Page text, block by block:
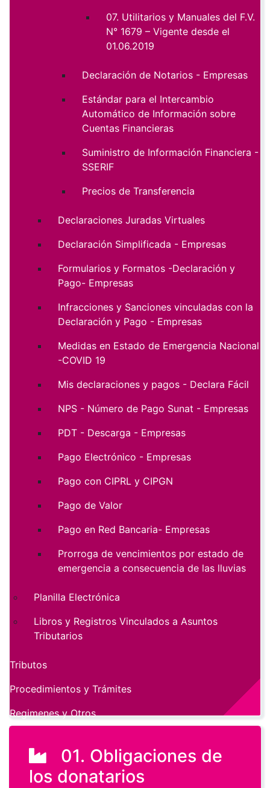
01. Obligaciones de
los donatarios
07. Utilitarios y Manuales del F.V.
N° 1679 – Vigente desde el
01.06.2019
Declaración de Notarios - Empresas
Estándar para el Intercambio
Automático de Información sobre
Cuentas Financieras
Suministro de Información Financiera -
SSERIF
Precios de Transferencia
Declaraciones Juradas Virtuales
Declaración Simplificada - Empresas
Formularios y Formatos -Declaración y
Pago- Empresas
Infracciones y Sanciones vinculadas con la
Declaración y Pago - Empresas
Medidas en Estado de Emergencia Nacional
-COVID 19
Mis declaraciones y pagos - Declara Fácil
NPS - Número de Pago Sunat - Empresas
PDT - Descarga - Empresas
Pago Electrónico - Empresas
Pago con CIPRL y CIPGN
Pago de Valor
Pago en Red Bancaria- Empresas
Prorroga de vencimientos por estado de
emergencia a consecuencia de las lluvias
Planilla Electrónica
Libros y Registros Vinculados a Asuntos
Tributarios
Tributos
Procedimientos y Trámites
Regimenes y Otros